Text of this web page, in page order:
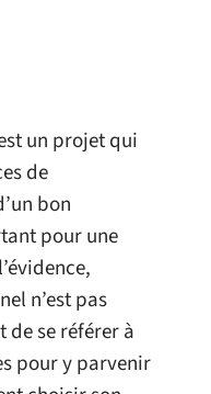
un projet qui
de
bon
pour une
n’est pas
se référer à
pour y parvenir